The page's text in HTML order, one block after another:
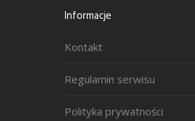
Informacje
Kontakt
Regulamin serwisu
Polityka prywatności